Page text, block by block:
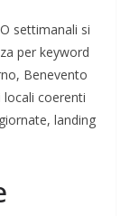
settimanali si
per keyword
Benevento
locali coerenti
landing